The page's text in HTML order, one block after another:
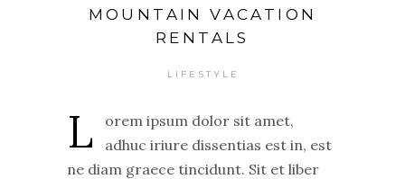
MOUNTAIN VACATION
RENTALS
LIFESTYLE
L
orem ipsum dolor sit amet,
adhuc iriure dissentias est in, est
ne diam graece tincidunt. Sit et liber